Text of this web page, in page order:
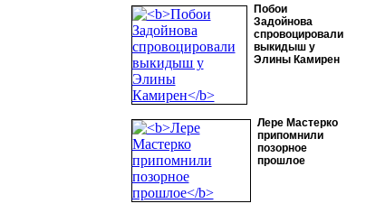
Побои
Задойнова
спровоцировали
выкидыш у
Элины Камирен
Лере Мастерко
припомнили
позорное
прошлое